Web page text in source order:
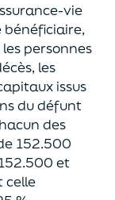
vie
bénéficiaire,
personnes
les
issus
du défunt
des
152.500
et
celle